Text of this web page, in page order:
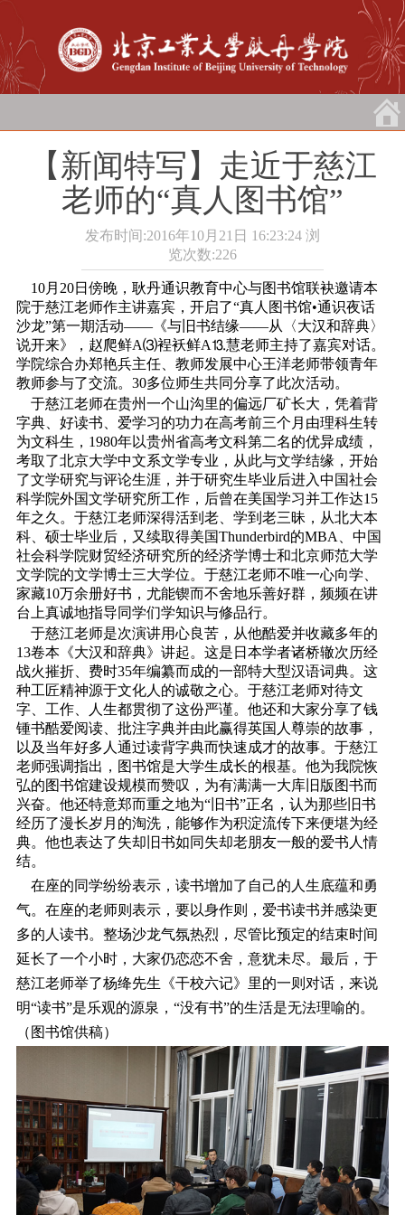
【新闻特写】走近于慈江
老师的“真人图书馆”
发布时间:2016年10月21日 16:23:24 浏
览次数:226
10月20日傍晚，耿丹通识教育中心与图书馆联袂邀请本
院于慈江老师作主讲嘉宾，开启了“真人图书馆•通识夜话
沙龙”第一期活动――《与旧书结缘――从〈大汉和辞典〉
说开来》，赵爬鲜Α⑶裎袄鲜Α⒔慧老师主持了嘉宾对话。
学院综合办郑艳兵主任、教师发展中心王洋老师带领青年
教师参与了交流。30多位师生共同分享了此次活动。
于慈江老师在贵州一个山沟里的偏远厂矿长大，凭着背
字典、好读书、爱学习的功力在高考前三个月由理科生转
为文科生，1980年以贵州省高考文科第二名的优异成绩，
考取了北京大学中文系文学专业，从此与文学结缘，开始
了文学研究与评论生涯，并于研究生毕业后进入中国社会
科学院外国文学研究所工作，后曾在美国学习并工作达15
年之久。于慈江老师深得活到老、学到老三昧，从北大本
科、硕士毕业后，又续取得美国Thunderbird的MBA、中国
社会科学院财贸经济研究所的经济学博士和北京师范大学
文学院的文学博士三大学位。于慈江老师不唯一心向学、
家藏10万余册好书，尤能锲而不舍地乐善好群，频频在讲
台上真诚地指导同学们学知识与修品行。
于慈江老师是次演讲用心良苦，从他酷爱并收藏多年的
13卷本《大汉和辞典》讲起。这是日本学者诸桥辙次历经
战火摧折、费时35年编纂而成的一部特大型汉语词典。这
种工匠精神源于文化人的诚敬之心。于慈江老师对待文
字、工作、人生都贯彻了这份严谨。他还和大家分享了钱
锺书酷爱阅读、批注字典并由此赢得英国人尊崇的故事，
以及当年好多人通过读背字典而快速成才的故事。于慈江
老师强调指出，图书馆是大学生成长的根基。他为我院恢
弘的图书馆建设规模而赞叹，为有满满一大库旧版图书而
兴奋。他还特意郑而重之地为“旧书”正名，认为那些旧书
经历了漫长岁月的淘洗，能够作为积淀流传下来便堪为经
典。他也表达了失却旧书如同失却老朋友一般的爱书人情
结。
在座的同学纷纷表示，读书增加了自己的人生底蕴和勇
气。在座的老师则表示，要以身作则，爱书读书并感染更
多的人读书。整场沙龙气氛热烈，尽管比预定的结束时间
延长了一个小时，大家仍恋恋不舍，意犹未尽。最后，于
慈江老师举了杨绛先生《干校六记》里的一则对话，来说
明“读书”是乐观的源泉，“没有书”的生活是无法理喻的。
（图书馆供稿）